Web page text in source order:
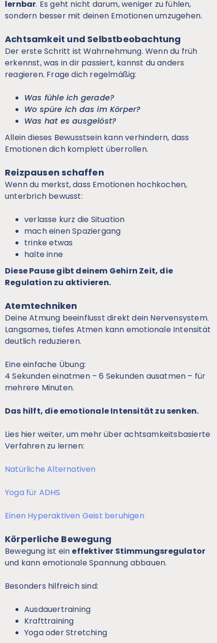
lernbar. Es geht nicht darum, weniger zu fühlen,
sondern besser mit deinen Emotionen umzugehen.
Achtsamkeit und Selbstbeobachtung
Der erste Schritt ist Wahrnehmung. Wenn du früh
erkennst, was in dir passiert, kannst du anders
reagieren. Frage dich regelmäßig:
Was fühle ich gerade?
Wo spüre ich das im Körper?
Was hat es ausgelöst?
Allein dieses Bewusstsein kann verhindern, dass
Emotionen dich komplett überrollen.
Reizpausen schaffen
Wenn du merkst, dass Emotionen hochkochen,
unterbrich bewusst:
verlasse kurz die Situation
mach einen Spaziergang
trinke etwas
halte inne
Diese Pause gibt deinem Gehirn Zeit, die
Regulation zu aktivieren.
Atemtechniken
Deine Atmung beeinflusst direkt dein Nervensystem.
Langsames, tiefes Atmen kann emotionale Intensität
deutlich reduzieren.
Eine einfache Übung:
4 Sekunden einatmen – 6 Sekunden ausatmen – für
mehrere Minuten.
Das hilft, die emotionale Intensität zu senken.
Lies hier weiter, um mehr über achtsamkeitsbasierte
Verfahren zu lernen:
Natürliche Alternativen
Yoga für ADHS
Einen Hyperaktiven Geist beruhigen
Körperliche Bewegung
Bewegung ist ein effektiver Stimmungsregulator
und kann emotionale Spannung abbauen.
Besonders hilfreich sind:
Ausdauertraining
Krafttraining
Yoga oder Stretching